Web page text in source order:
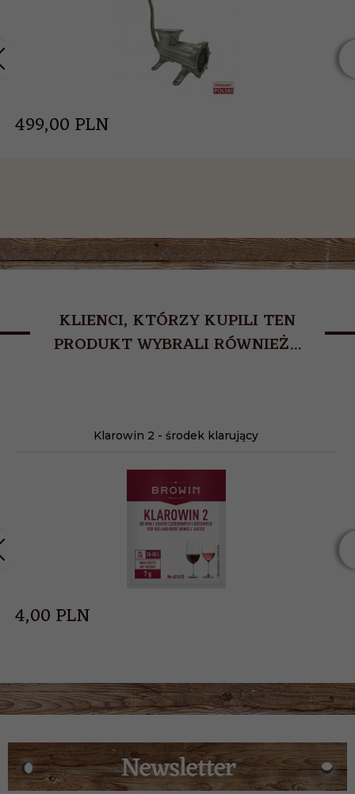
499,00PLN
KLIENCI, KTÓRZY KUPILI TEN
PRODUKT WYBRALI RÓWNIEŻ...
Klarowin 2 - środek klarujący
4,00PLN